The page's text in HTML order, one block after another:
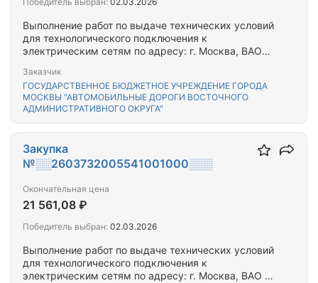
Выполнение работ по выдаче технических условий
для технологического подключения к
электрическим сетям по адресу: г. Москва, ВАО
Заказчик
ГОСУДАРСТВЕННОЕ БЮДЖЕТНОЕ УЧРЕЖДЕНИЕ ГОРОДА
МОСКВЫ "АВТОМОБИЛЬНЫЕ ДОРОГИ ВОСТОЧНОГО
АДМИНИСТРАТИВНОГО ОКРУГА"
Выполнение работ по выдаче технических условий
для технологического подключения к
электрическим сетям по адресу: г. Москва, ВАО 8-
Закупка
№░░2603732005541001000░░░
Окончательная цена
21 561,08 ₽
Победитель выбран: 02.03.2026